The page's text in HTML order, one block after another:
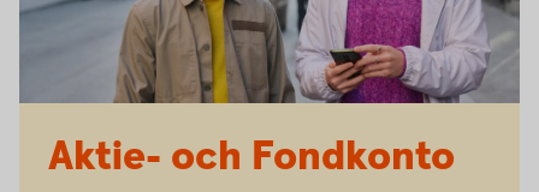
Aktie- och Fondkonto